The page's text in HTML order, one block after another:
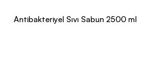
Antibakteriyel Sıvı Sabun 2500 ml